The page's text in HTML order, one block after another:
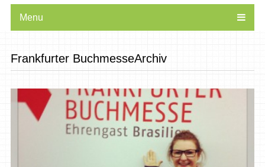
Menu
Frankfurter BuchmesseArchiv